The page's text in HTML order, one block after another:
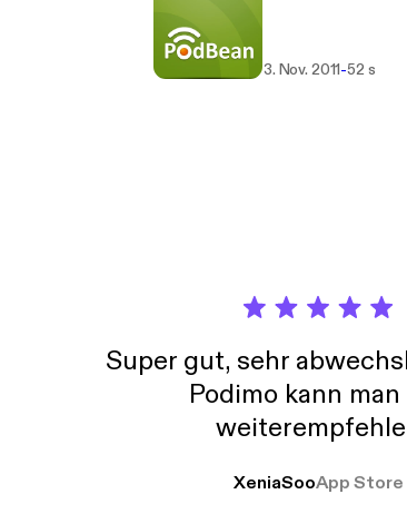
3. Nov. 2011-52 s
Super gut, sehr
Podimo kann
XeniaSooApp Store